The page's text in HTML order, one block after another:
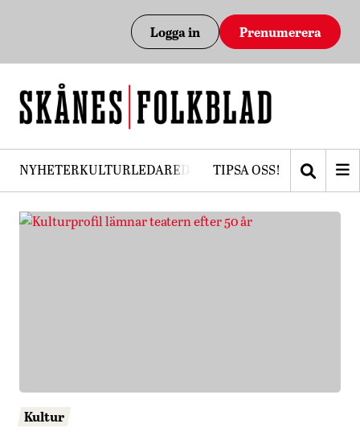
Logga in Prenumerera
NYHETERKULTURLEDAREDEBATTPRENUMERERA
TIPSA OSS!
Kultur